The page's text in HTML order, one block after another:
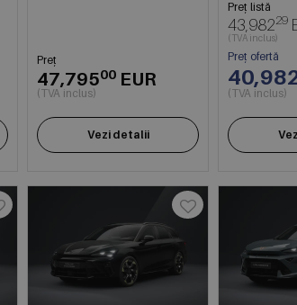
Preț
47,79500 EUR
(TVA inclus)
Vezi detalii
Preț listă
43,98229
(TVA inclus)
Preț ofertă
(TVA inclus)